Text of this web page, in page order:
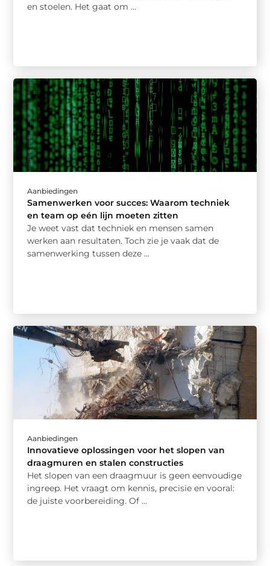
en stoelen. Het gaat om ...
Aanbiedingen
Samenwerken voor succes: Waarom techniek
en team op eén lijn moeten zitten
Je weet vast dat techniek en mensen samen
werken aan resultaten. Toch zie je vaak dat de
samenwerking tussen deze ...
Aanbiedingen
Innovatieve oplossingen voor het slopen van
draagmuren en stalen constructies
Het slopen van een draagmuur is geen eenvoudige
ingreep. Het vraagt om kennis, precisie en vooral:
de juiste voorbereiding. Of ...